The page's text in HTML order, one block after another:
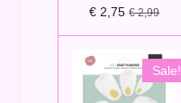
€ 2,75 € 2,99
Sale!